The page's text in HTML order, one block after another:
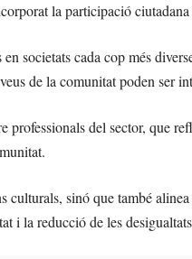
la participació
societats cada cop més
de la comunitat poden ser
del sector, que
culturals, sinó que també
i la reducció de les